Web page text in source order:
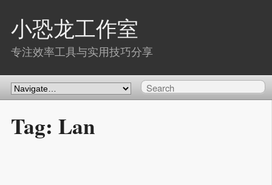
小恐龙工作室
专注效率工具与实用技巧分享
Tag: Lan